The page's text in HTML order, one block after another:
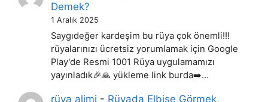
Demek?
1 Aralık 2025
Saygıdeğer kardeşim bu rüya çok önemli!!!
rüyalarınızı ücretsiz yorumlamak için Google
Play'de Resmi 1001 Rüya uygulamamızı
yayınladık🎉🙏 yükleme link burda➡️…
rüya alimi - Rüyada Elbise Görmek,